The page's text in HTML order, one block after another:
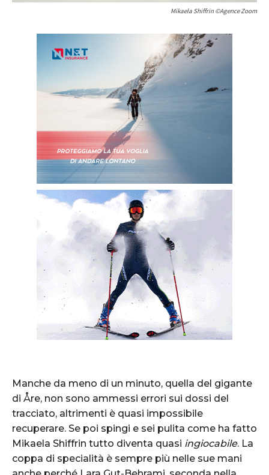
Mikaela Shiffrin ©Agence Zoom
Manche da meno di un minuto, quella del gigante
di Åre, non sono ammessi errori sui dossi del
tracciato, altrimenti è quasi impossibile
recuperare. Se poi spingi e sei pulita come ha fatto
Mikaela Shiffrin tutto diventa quasi ingiocabile. La
coppa di specialità è sempre più nelle sue mani